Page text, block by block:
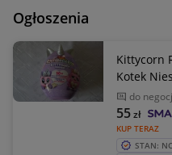
Ogłoszenia
Kittycorn
Kotek
do
KUP TERAZ
55zł
STAN: